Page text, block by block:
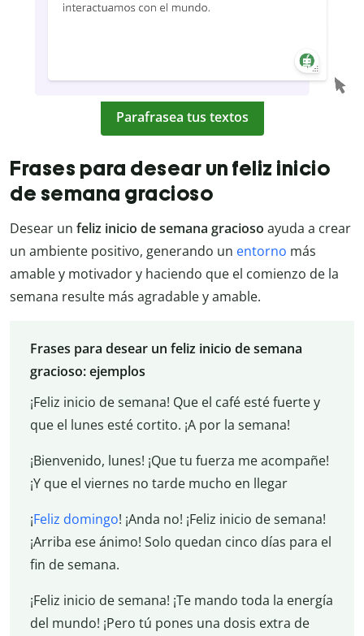
Parafrasea tus textos
Frases para desear un feliz inicio
de semana gracioso
Desear un feliz inicio de semana gracioso ayuda a crear
un ambiente positivo, generando un entorno más
amable y motivador y haciendo que el comienzo de la
semana resulte más agradable y amable.
Frases para desear un feliz inicio de semana
gracioso: ejemplos
¡Feliz inicio de semana! Que el café esté fuerte y
que el lunes esté cortito. ¡A por la semana!
¡Bienvenido, lunes! ¡Que tu fuerza me acompañe!
¡Y que el viernes no tarde mucho en llegar
¡Feliz domingo! ¡Anda no! ¡Feliz inicio de semana!
¡Arriba ese ánimo! Solo quedan cinco días para el
fin de semana.
¡Feliz inicio de semana! ¡Te mando toda la energía
del mundo! ¡Pero tú pones una dosis extra de